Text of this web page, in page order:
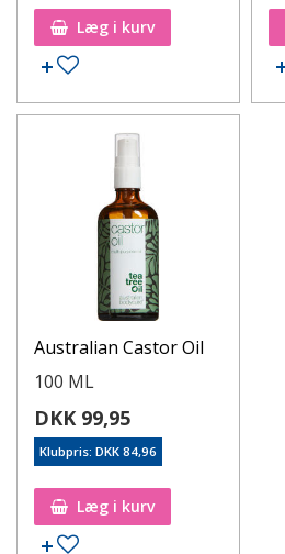
Læg i kurv
Australian Castor Oil
100 ML
DKK 99,95
Klubpris: DKK 84,96
Læg i kurv